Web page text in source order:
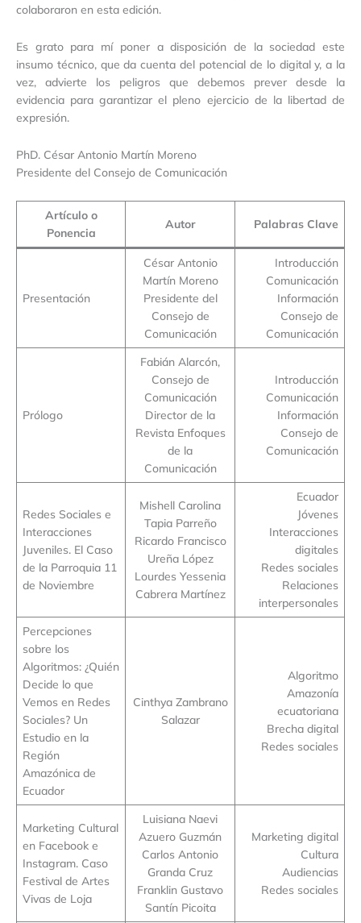
colaboraron en esta edición.
Es grato para mí poner a disposición de la sociedad este
insumo técnico, que da cuenta del potencial de lo digital y, a la
vez, advierte los peligros que debemos prever desde la
evidencia para garantizar el pleno ejercicio de la libertad de
expresión.
PhD. César Antonio Martín Moreno
Presidente del Consejo de Comunicación
Artículo o
Ponencia
Autor Palabras Clave
Presentación
César Antonio
Martín Moreno
Presidente del
Consejo de
Comunicación
Introducción
Comunicación
Información
Consejo de
Comunicación
Prólogo
Fabián Alarcón,
Consejo de
Comunicación
Director de la
Revista Enfoques
de la
Comunicación
Introducción
Comunicación
Información
Consejo de
Comunicación
Redes Sociales e
Interacciones
Juveniles. El Caso
de la Parroquia 11
de Noviembre
Mishell Carolina
Tapia Parreño
Ricardo Francisco
Ureña López
Lourdes Yessenia
Cabrera Martínez
Ecuador
Jóvenes
Interacciones
digitales
Redes sociales
Relaciones
interpersonales
Percepciones
sobre los
Algoritmos: ¿Quién
Decide lo que
Vemos en Redes
Sociales? Un
Estudio en la
Región
Amazónica de
Ecuador
Cinthya Zambrano
Salazar
Algoritmo
Amazonía
ecuatoriana
Brecha digital
Redes sociales
Marketing Cultural
en Facebook e
Instagram. Caso
Festival de Artes
Vivas de Loja
Luisiana Naevi
Azuero Guzmán
Carlos Antonio
Granda Cruz
Franklin Gustavo
Santín Picoita
Marketing digital
Cultura
Audiencias
Redes sociales